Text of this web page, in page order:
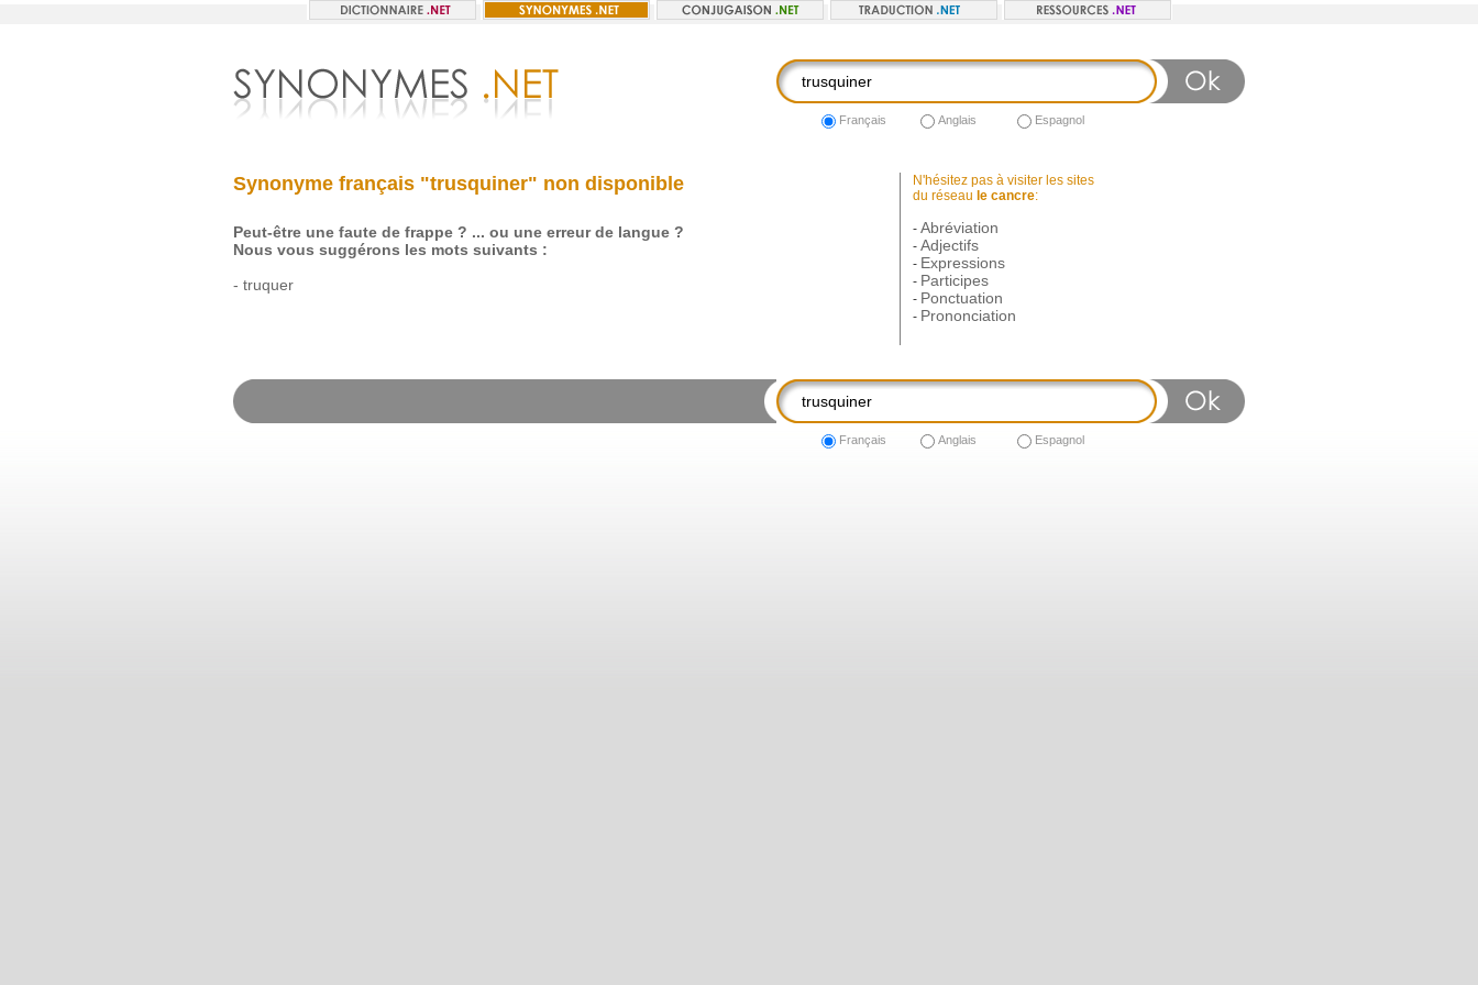
Français Anglais Espagnol
Synonyme français "trusquiner" non disponible
Peut-être une faute de frappe ? ... ou une erreur de langue ?
Nous vous suggérons les mots suivants :
- truquer
N'hésitez pas à visiter les sites
du réseau le cancre:
- Abréviation
- Adjectifs
- Expressions
- Participes
- Ponctuation
- Prononciation
Français Anglais Espagnol